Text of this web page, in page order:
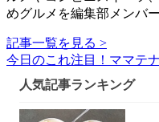
めグルメを編集部メンバ
記事一覧を見る >
今日のこれ注目！ママテ
人気記事ランキング